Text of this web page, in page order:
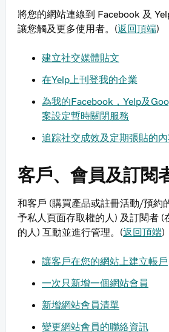
將您的網站連線到 Facebook 及
讓您觸及更多使用者。(返回頂端)
建立社交媒體貼文
在Yelp上刊登我的企業
為我的Facebook，Yelp及
案設定暫時關閉服務
追踪社交成效及定期張貼的內
客戶、會員及訂閱
和客戶 (購買產品或註冊活動/預約
予私人頁面存取權的人) 及訂閱者 (
的人) 互動並進行管理。(返回頂端)
讓客戶在您的網站上建立帳戶
一次只新增一個網站會員
新增網站會員清單
變更網站會員的聯絡資訊